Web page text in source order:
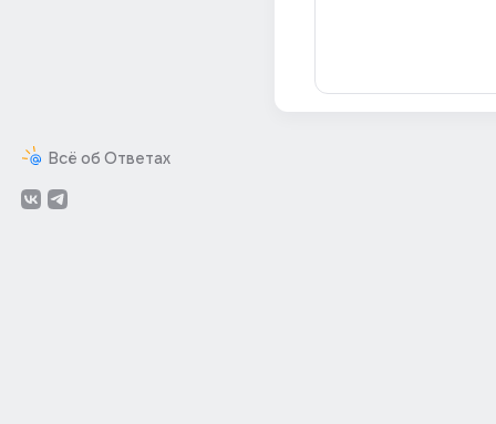
Всё об Ответах